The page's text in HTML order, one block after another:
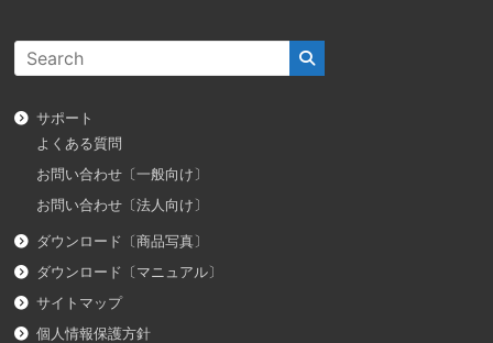
サポート
よくある質問
お問い合わせ〔一般向け〕
お問い合わせ〔法人向け〕
ダウンロード〔商品写真〕
ダウンロード〔マニュアル〕
サイトマップ
個人情報保護方針